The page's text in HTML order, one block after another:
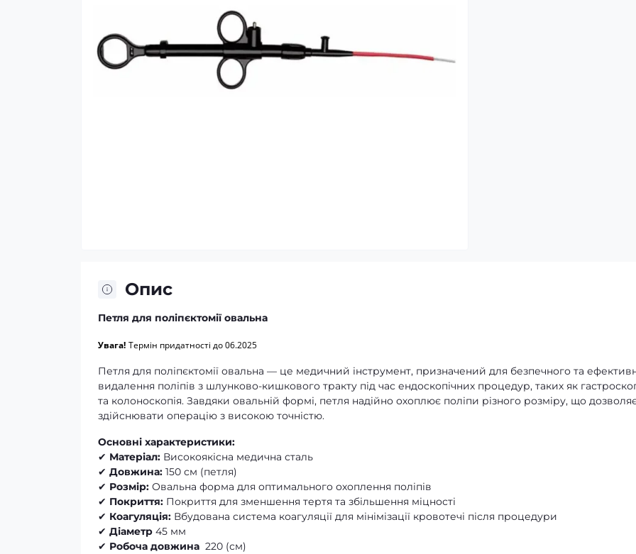
Опис
Петля для поліпєктомії овальна
Увага! Термін придатності до 06.2025
Петля для поліпєктомії овальна — це медичний інструмент, призначений для безпечного та
видалення поліпів з шлунково-кишкового тракту під час ендоскопічних процедур, таких як
та колоноскопія. Завдяки овальній формі, петля надійно охоплює поліпи різного розміру, що
здійснювати операцію з високою точністю.
Основні характеристики:
✔ Матеріал: Високоякісна медична сталь
✔ Довжина: 150 см (петля)
✔ Розмір: Овальна форма для оптимального охоплення поліпів
✔ Покриття: Покриття для зменшення тертя та збільшення міцності
✔ Коагуляція: Вбудована система коагуляції для мінімізації кровотечі після процедури
✔ Діаметр 45 мм
✔ Робоча довжина 220 (см)